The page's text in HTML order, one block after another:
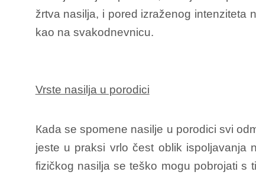
žrtva nasilja, i pored izraženog intenziteta
kao na svakodnevnicu.
Vrste nasilja u porodici
Кada se spomene nasilje u porodici svi
jeste u praksi vrlo čest oblik ispoljavanja
fizičkog nasilja se teško mogu pobrojati s